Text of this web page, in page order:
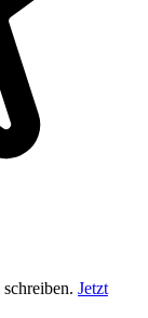
Jetzt